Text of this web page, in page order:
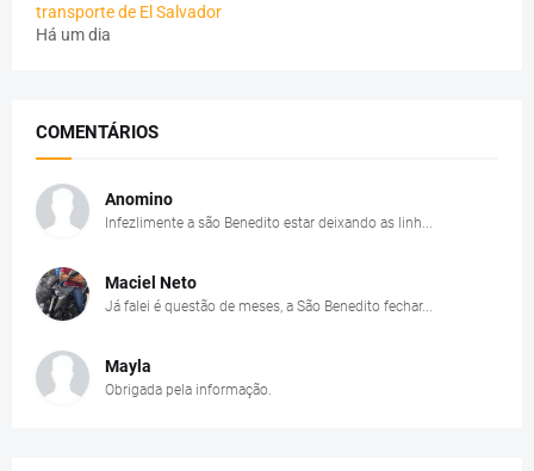
transporte de El Salvador
Há um dia
COMENTÁRIOS
Anomino
Infezlimente a são Benedito estar deixando as linh...
Maciel Neto
Já falei é questão de meses, a São Benedito fechar...
Mayla
Obrigada pela informação.